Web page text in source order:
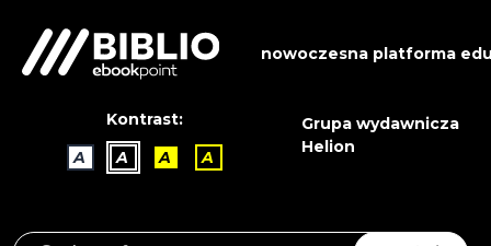
nowoczesna platforma
Kontrast:
A
A A A
Grupa wydawnicza
Helion